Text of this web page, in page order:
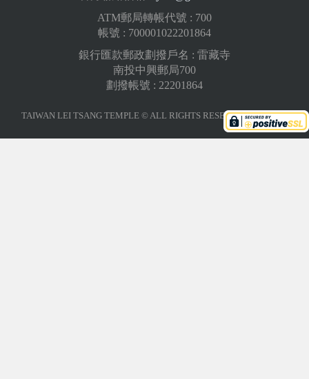
ATM郵局轉帳代號 : 700
帳號 : 700001022201864
銀行匯款郵政劃撥戶名 : 雷藏寺
南投中興郵局700
劃撥帳號 : 22201864
TAIWAN LEI TSANG TEMPLE © ALL RIGHTS RESERVED.版權聲明